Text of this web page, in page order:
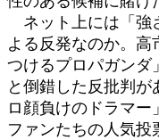
ネット上には「強
よる反発なのか。
つけるプロパガンダ
と倒錯した反批判
ロ顔負けのドラマ
ファンたちの人気投